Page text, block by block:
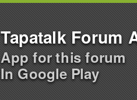
Tapatalk Forum
App for this forum
In Google Play